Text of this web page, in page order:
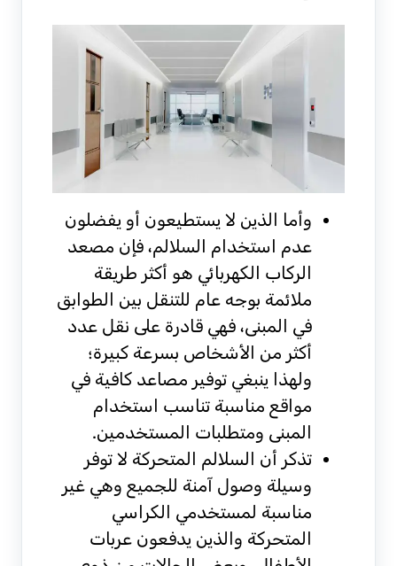
وأما الذين لا يستطيعون أو يفضلون
عدم استخدام السلالم، فإن مصعد
الركاب الكهربائي هو أكثر طريقة
ملائمة بوجه عام للتنقل بين الطوابق
في المبنى، فهي قادرة على نقل عدد
أكثر من الأشخاص بسرعة كبيرة؛
ولهذا ينبغي توفير مصاعد كافية في
مواقع مناسبة تناسب استخدام
المبنى ومتطلبات المستخدمين.
تذكر أن السلالم المتحركة لا توفر
وسيلة وصول آمنة للجميع وهي غير
مناسبة لمستخدمي الكراسي
المتحركة والذين يدفعون عربات